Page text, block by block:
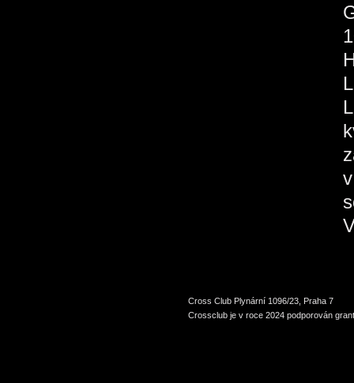
Cross Club Plynární 1096/23, Praha 7
Crossclub je v roce 2024 podporován